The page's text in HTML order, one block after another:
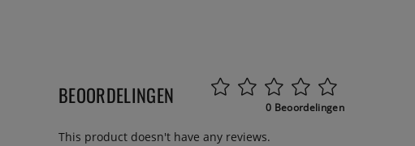
BEOORDELINGEN 0 Beoordelingen
This product doesn't have any reviews.